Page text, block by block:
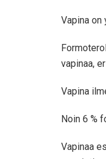
Vapina
vapinaa,
Vapina
Noin 6 %
Vapinaa